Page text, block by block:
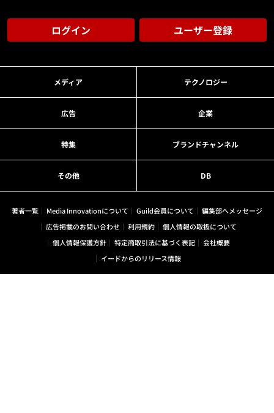
ログイン ユーザー登録
メディア テクノロジー
広告 企業
特集 ブランドチャンネル
その他 DB
著者一覧 Media Innovationについて Guild会員について
編集部へメッセージ
広告掲載のお問い合わせ
利用規約
個人情報の取扱について
個人情報保護方針
特定商取引法に基づく表記
会社概要
イードからのリリース情報